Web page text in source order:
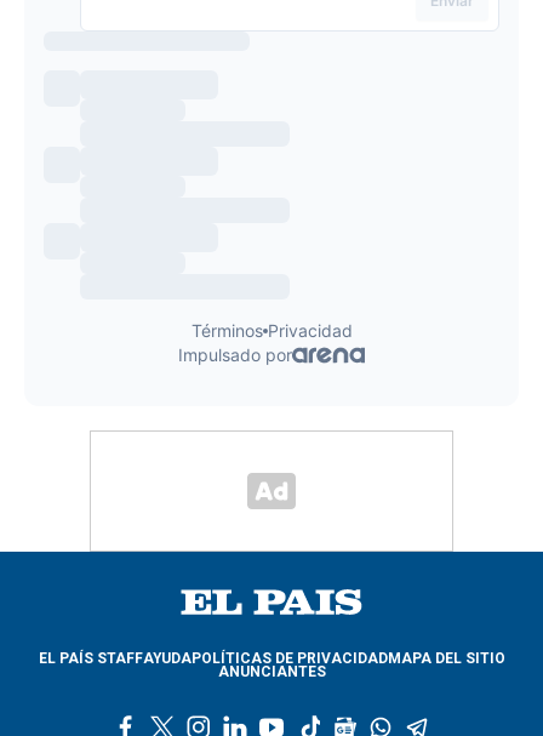
EL PAÍS STAFFAYUDAPOLÍTICAS DE PRIVACIDADMAPA DEL SITIO
ANUNCIANTES
l
y
t
g
w